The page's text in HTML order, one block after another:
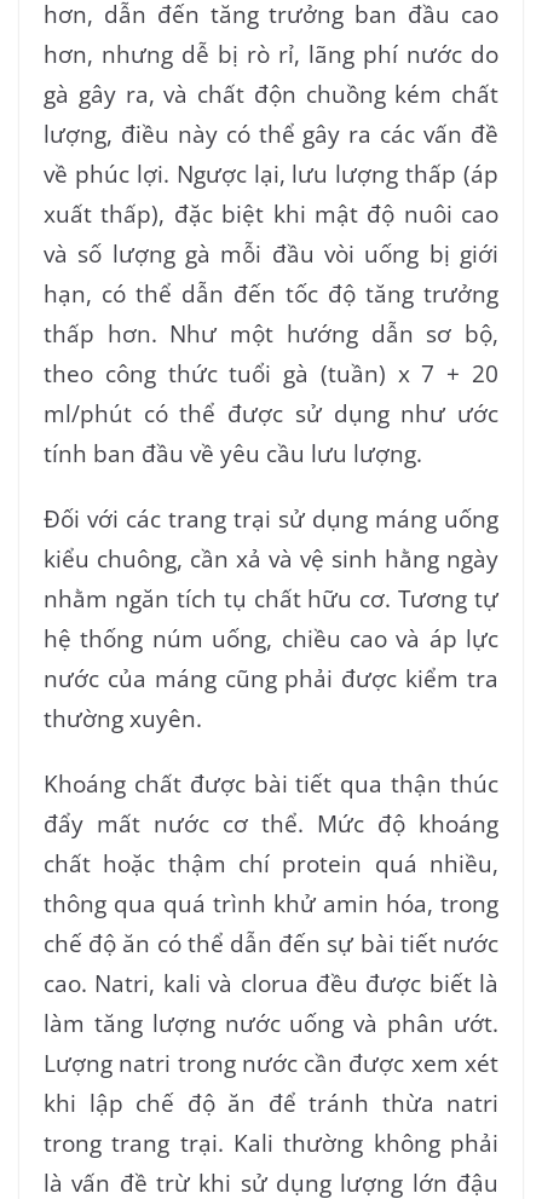
hơn, dẫn đến tăng trưởng ban đầu cao
hơn, nhưng dễ bị rò rỉ, lãng phí nước do
gà gây ra, và chất độn chuồng kém chất
lượng, điều này có thể gây ra các vấn đề
về phúc lợi. Ngược lại, lưu lượng thấp (áp
xuất thấp), đặc biệt khi mật độ nuôi cao
và số lượng gà mỗi đầu vòi uống bị giới
hạn, có thể dẫn đến tốc độ tăng trưởng
thấp hơn. Như một hướng dẫn sơ bộ,
theo công thức tuổi gà (tuần) x 7 + 20
ml/phút có thể được sử dụng như ước
tính ban đầu về yêu cầu lưu lượng.
Đối với các trang trại sử dụng máng uống
kiểu chuông, cần xả và vệ sinh hằng ngày
nhằm ngăn tích tụ chất hữu cơ. Tương tự
hệ thống núm uống, chiều cao và áp lực
nước của máng cũng phải được kiểm tra
thường xuyên.
Khoáng chất được bài tiết qua thận thúc
đẩy mất nước cơ thể. Mức độ khoáng
chất hoặc thậm chí protein quá nhiều,
thông qua quá trình khử amin hóa, trong
chế độ ăn có thể dẫn đến sự bài tiết nước
cao. Natri, kali và clorua đều được biết là
làm tăng lượng nước uống và phân ướt.
Lượng natri trong nước cần được xem xét
khi lập chế độ ăn để tránh thừa natri
trong trang trại. Kali thường không phải
là vấn đề trừ khi sử dụng lượng lớn đậu